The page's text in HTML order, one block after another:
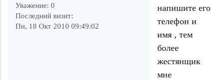
Уважение: 0
Последний визит:
Пн, 18 Окт 2010 09:49:02
напишите его
телефон и
имя , тем
более
жестянщик
мне